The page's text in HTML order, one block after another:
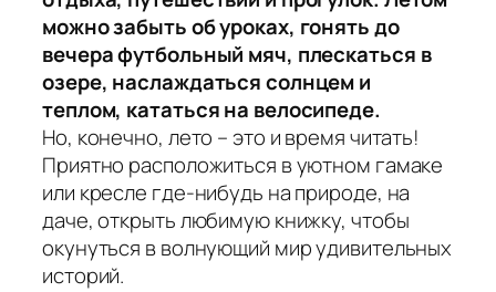
можно забыть об уроках, гонять до
вечера футбольный мяч, плескаться в
озере, наслаждаться солнцем и
теплом, кататься на велосипеде.
Но, конечно, лето – это и время читать!
Приятно расположиться в уютном гамаке
или кресле где-нибудь на природе, на
даче, открыть любимую книжку, чтобы
окунуться в волнующий мир удивительных
историй.